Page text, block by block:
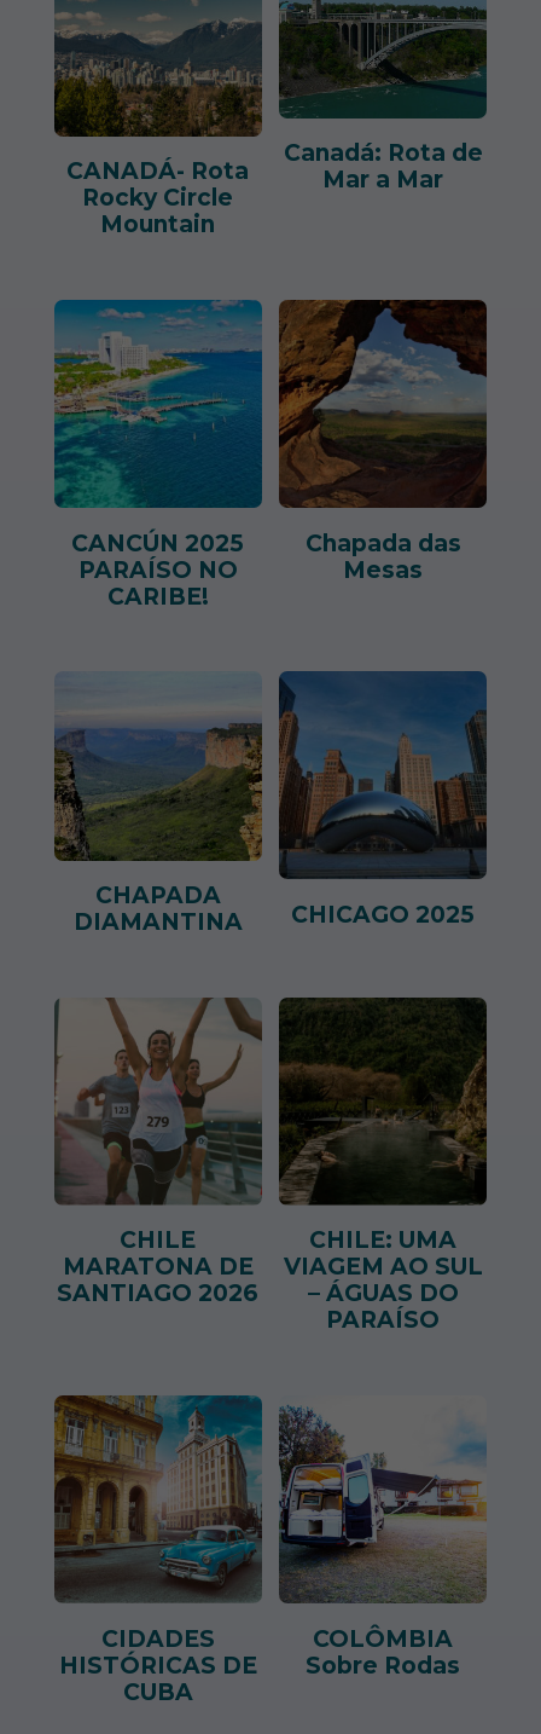
CANADÁ- Rota
Rocky Circle
Mountain
Canadá: Rota de
Mar a Mar
CANCÚN 2025
PARAÍSO NO
CARIBE!
Chapada das
Mesas
CHAPADA
DIAMANTINA
CHICAGO 2025
CHILE
MARATONA DE
SANTIAGO 2026
CHILE: UMA
VIAGEM AO SUL
– ÁGUAS DO
PARAÍSO
CIDADES
HISTÓRICAS DE
CUBA
COLÔMBIA
Sobre Rodas